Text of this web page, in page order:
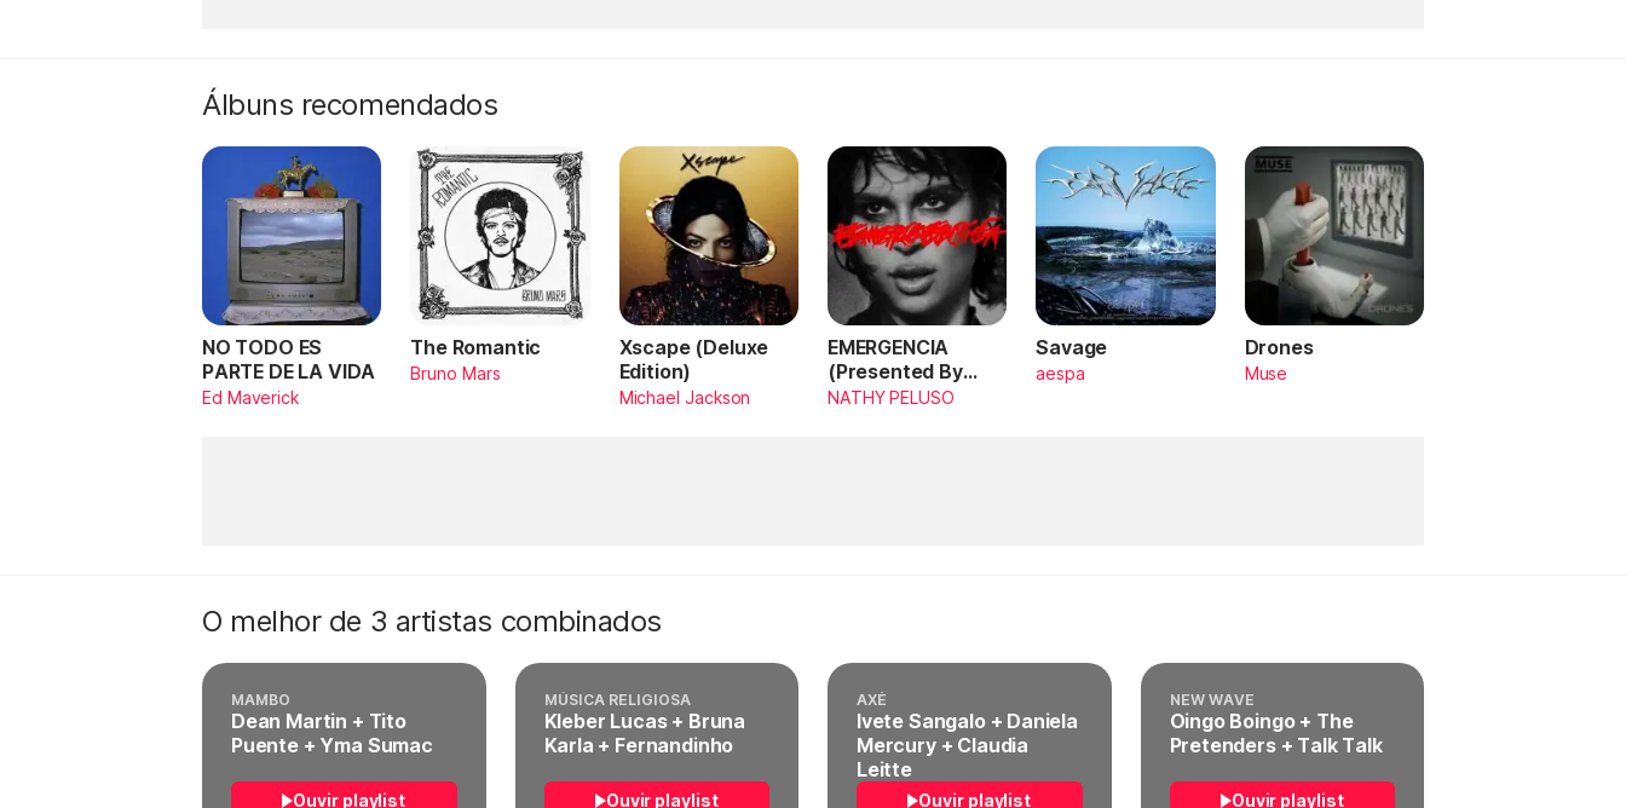
Álbuns recomendados
NO TODO ES
PARTE DE LA VIDA
Ed Maverick
The Romantic
Bruno Mars
Xscape (Deluxe
Edition)
Michael Jackson
EMERGENCIA
(Presented By
PlayStation,
NATHY PELUSO
Savage
aespa
Drones
Muse
O melhor de 3 artistas combinados
MAMBO
Dean Martin + Tito
Puente + Yma Sumac
Ouvir playlist
MÚSICA RELIGIOSA
Kleber Lucas + Bruna
Karla + Fernandinho
Ouvir playlist
AXÉ
Ivete Sangalo + Daniela
Mercury + Claudia
Leitte
Ouvir playlist
NEW WAVE
Oingo Boingo + The
Pretenders + Talk Talk
Ouvir playlist